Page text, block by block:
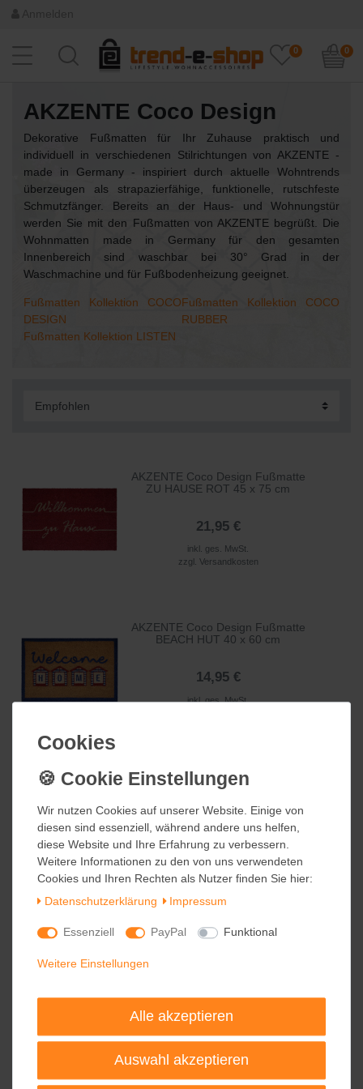
Cookies
Wir nutzen Cookies auf unserer Website. Einige von
diesen sind essenziell, während andere uns helfen,
diese Website und Ihre Erfahrung zu verbessern.
Weitere Informationen zu den von uns verwendeten
Cookies und Ihren Rechten als Nutzer finden Sie hier:
Daten­schutz­erklärung
Impressum
Essenziell PayPal Funktional
Weitere Einstellungen
Alle akzeptieren
Auswahl akzeptieren
0 0
AKZENTE Coco Design
Dekorative Fußmatten für Ihr Zuhause praktisch und
individuell in verschiedenen Stilrichtungen von AKZENTE -
made in Germany - inspiriert durch aktuelle Wohntrends
überzeugen als strapazierfähige, funktionelle, rutschfeste
Schmutzfänger. Bereits an der Haus- und Wohnungstür
werden Sie mit den Fußmatten von AKZENTE begrüßt. Die
Wohnmatten made in Germany für den gesamten
Innenbereich sind waschbar bei 30° Grad in der
Waschmachine und für Fußbodenheizung geeignet.
Fußmatten Kollektion COCO
DESIGN
Fußmatten Kollektion COCO
RUBBER
Fußmatten Kollektion LISTEN
AKZENTE Coco Design Fußmatte
ZU HAUSE ROT 45 x 75 cm
21,95 €
inkl. ges. MwSt.
zzgl. Versandkosten
AKZENTE Coco Design Fußmatte
BEACH HUT 40 x 60 cm
14,95 €
inkl. ges. MwSt.
AKZENTE Coco Design Fußmatte
OLIVES PURE 45 x 75 cm
21,95 €
inkl. ges. MwSt.
zzgl.Versandkosten
AKZENTE Coco Design Fußmatte
WOOD HEARTS NATURE 45 x 75
inkl. ges. MwSt.
zzgl.
Cookies
Wir nutzen Cookies auf unserer Website. Einige von
diesen sind essenziell, während andere uns helfen,
diese Website und Ihre Erfahrung zu verbessern.
Weitere Informationen zu den von uns verwendeten
Cookies und Ihren Rechten als Nutzer finden Sie hier:
Daten­schutz­erklärung
Impressum
Essenziell PayPal Funktional
Weitere Einstellungen
Alle akzeptieren
Auswahl akzeptieren